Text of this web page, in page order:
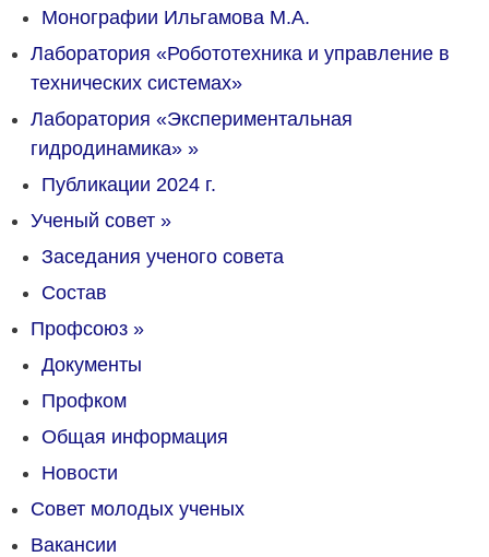
Монографии Ильгамова М.А.
Лаборатория «Робототехника и управление в
технических системах»
Лаборатория «Экспериментальная
гидродинамика» »
Публикации 2024 г.
Ученый совет »
Заседания ученого совета
Состав
Профсоюз »
Документы
Профком
Общая информация
Новости
Совет молодых ученых
Вакансии